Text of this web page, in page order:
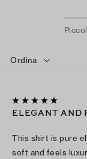
Ordina
ELEGANT AND
This shirt is pure
soft and feels